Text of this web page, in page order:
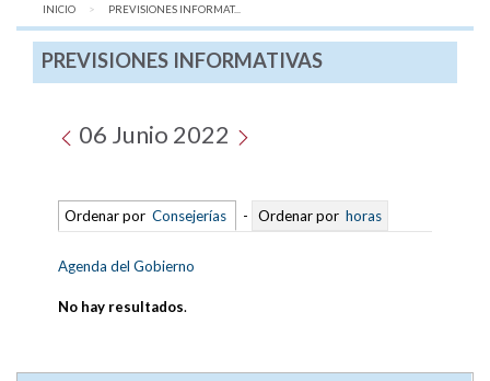
INICIO AQUÍ:
PREVISIONES INFORMAT...
PREVISIONES INFORMATIVAS
06 Junio 2022
Ordenar por Consejerías - Ordenar por horas
Agenda del Gobierno
No hay resultados.